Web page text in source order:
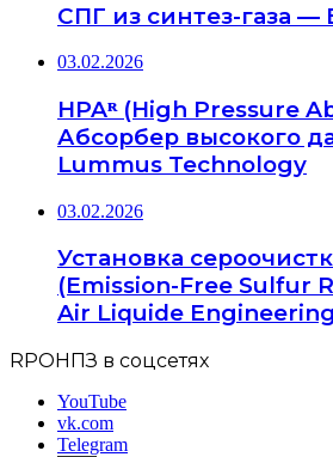
СПГ из синтез-газа —
03.02.2026
HPAᴿ (High Pressure
Абсорбер высокого
Lummus Technology
03.02.2026
Установка
(Emission-Free Sulfur
Air Liquide
RPOНПЗ в соцсетях
YouTube
vk.com
Telegram